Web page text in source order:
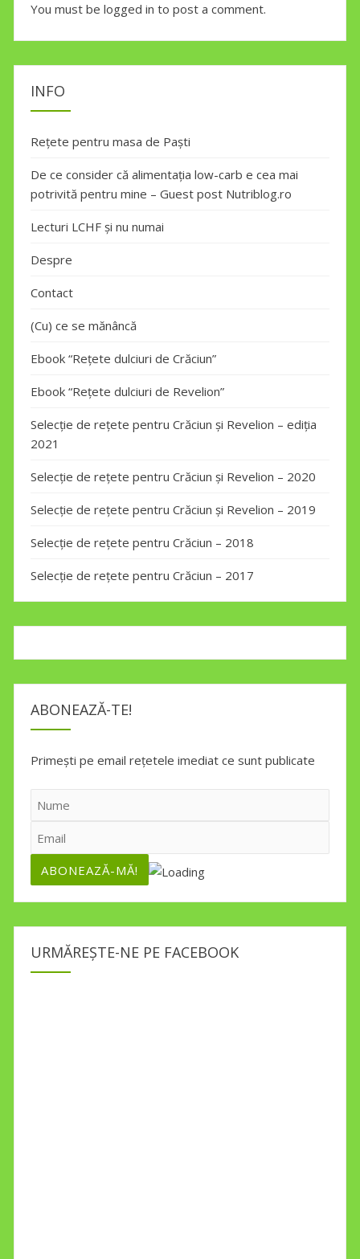
You must be logged in to post a comment.
INFO
Rețete pentru masa de Paști
De ce consider că alimentația low-carb e cea mai
potrivită pentru mine – Guest post Nutriblog.ro
Lecturi LCHF și nu numai
Despre
Contact
(Cu) ce se mănâncă
Ebook “Rețete dulciuri de Crăciun”
Ebook “Rețete dulciuri de Revelion”
Selecție de rețete pentru Crăciun și Revelion – ediția
2021
Selecție de rețete pentru Crăciun și Revelion – 2020
Selecție de rețete pentru Crăciun și Revelion – 2019
Selecție de rețete pentru Crăciun – 2018
Selecție de rețete pentru Crăciun – 2017
ABONEAZĂ-TE!
Primești pe email rețetele imediat ce sunt publicate
URMĂREȘTE-NE PE FACEBOOK